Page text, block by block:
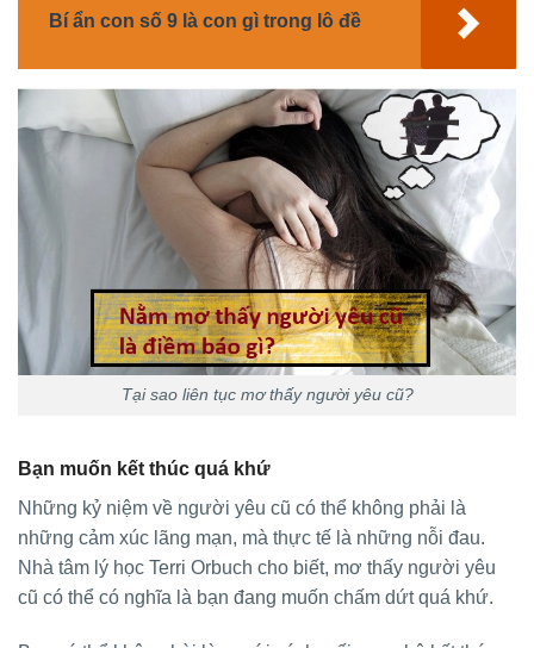
Bí ẩn con số 9 là con gì trong lô đề
Tại sao liên tục mơ thấy người yêu cũ?
Bạn muốn kết thúc quá khứ
Những kỷ niệm về người yêu cũ có thể không phải là
những cảm xúc lãng mạn, mà thực tế là những nỗi đau.
Nhà tâm lý học Terri Orbuch cho biết, mơ thấy người yêu
cũ có thể có nghĩa là bạn đang muốn chấm dứt quá khứ.